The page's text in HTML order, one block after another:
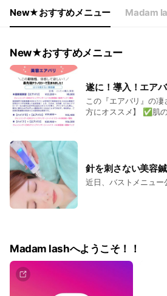
10:00 - 17:30
火曜・金曜・祝日定休
New★おすすめメニュー Madam
New★おすすめメニュー
遂に！導入！エアバ
この『エアバリ』の
方にオススメ】 ✅肌
針を刺さない美容鍼
近日、バストメニュー
Madam lashへようこそ！！